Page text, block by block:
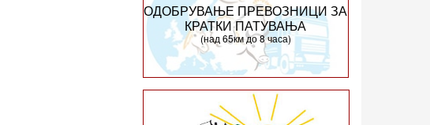
ОДОБРУВАЊЕ ПРЕВОЗНИЦИ ЗА
КРАТКИ ПАТУВАЊА
(над 65км до 8 часа)